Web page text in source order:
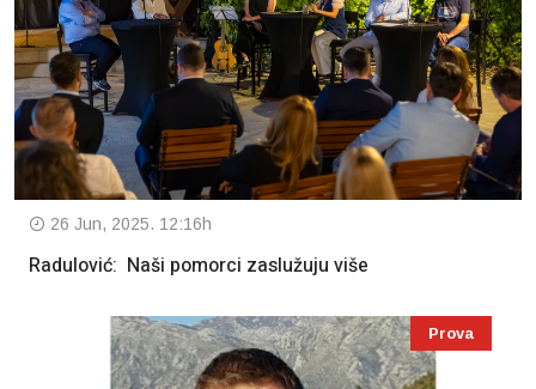
26 Jun, 2025. 12:16h
Radulović: Naši pomorci zaslužuju više
Prova